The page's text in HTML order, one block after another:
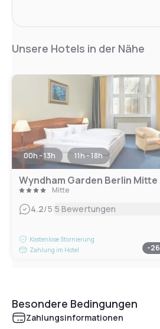
Unsere Hotels in der Nähe
00h - 13h 11h - 18h
Wyndham Garden Berlin Mitte
Mitte
4.2/5|5 Bewertungen
Kostenlose Stornierung
Zahlung im Hotel
-26
Besondere Bedingungen
Zahlungsinformationen